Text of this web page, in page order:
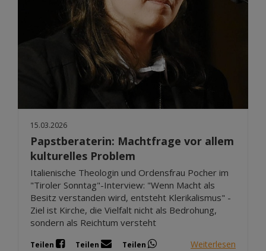
15.03.2026
Papstberaterin: Machtfrage vor allem
kulturelles Problem
Italienische Theologin und Ordensfrau Pocher im
"Tiroler Sonntag"-Interview: "Wenn Macht als
Besitz verstanden wird, entsteht Klerikalismus" -
Ziel ist Kirche, die Vielfalt nicht als Bedrohung,
sondern als Reichtum versteht
Teilen Teilen Teilen Weiterlesen